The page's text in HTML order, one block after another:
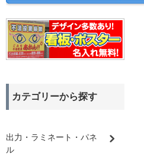
カテゴリーから探す
出力・ラミネート・パネ
ル